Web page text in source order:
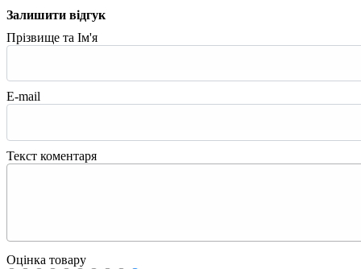
Залишити відгук
Прізвище та Ім'я
E-mail
Текст коментаря
Оцінка товару